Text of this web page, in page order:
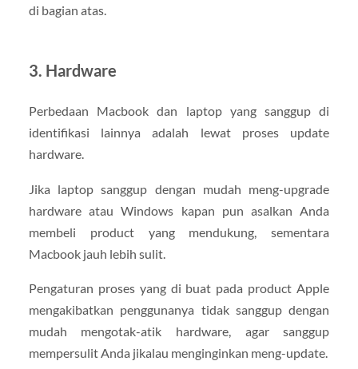
di bagian atas.
3. Hardware
Perbedaan Macbook dan laptop yang sanggup di
identifikasi lainnya adalah lewat proses update
hardware.
Jika laptop sanggup dengan mudah meng-upgrade
hardware atau Windows kapan pun asalkan Anda
membeli product yang mendukung, sementara
Macbook jauh lebih sulit.
Pengaturan proses yang di buat pada product Apple
mengakibatkan penggunanya tidak sanggup dengan
mudah mengotak-atik hardware, agar sanggup
mempersulit Anda jikalau menginginkan meng-update.